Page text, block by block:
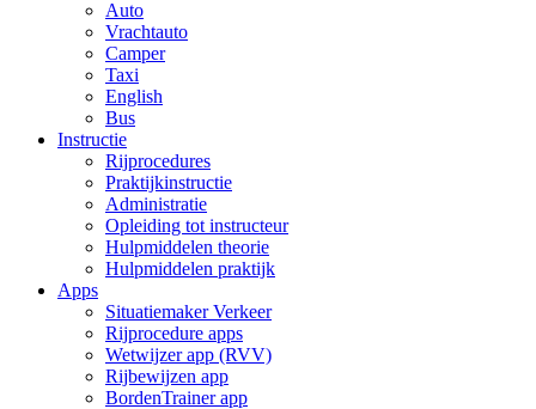
Auto
Vrachtauto
Camper
Taxi
English
Bus
Instructie
Rijprocedures
Praktijkinstructie
Administratie
Opleiding tot instructeur
Hulpmiddelen theorie
Hulpmiddelen praktijk
Apps
Situatiemaker Verkeer
Rijprocedure apps
Wetwijzer app (RVV)
Rijbewijzen app
BordenTrainer app